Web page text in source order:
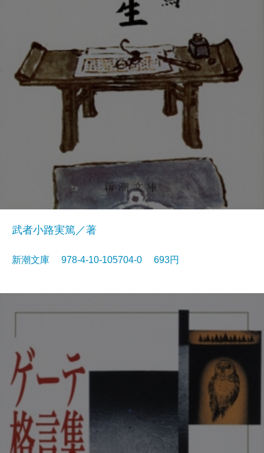
武者小路実篤／著
新潮文庫 978-4-10-105704-0 693円